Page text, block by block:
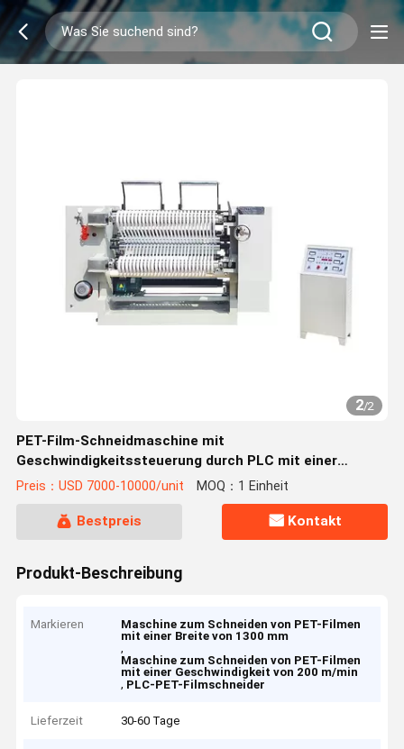
2/2
PET-Film-Schneidmaschine mit
Geschwindigkeitssteuerung durch PLC mit einer
maximalen Schneidentfernung von 1300 mm und einer
Geschwindigkeit von 0-200 m/min
Preis：USD 7000-10000/unit MOQ：1 Einheit
Bestpreis Kontakt
Produkt-Beschreibung
Markieren
Maschine zum Schneiden von PET-Filmen
mit einer Breite von 1300 mm
,
Maschine zum Schneiden von PET-Filmen
mit einer Geschwindigkeit von 200 m/min
, PLC-PET-Filmschneider
Lieferzeit 30-60 Tage